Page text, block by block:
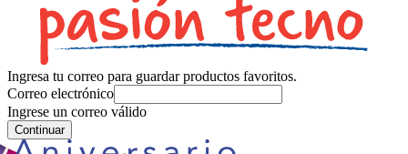
Ingresa tu correo para guardar productos favoritos.
Correo electrónico
Ingrese un correo válido
Continuar